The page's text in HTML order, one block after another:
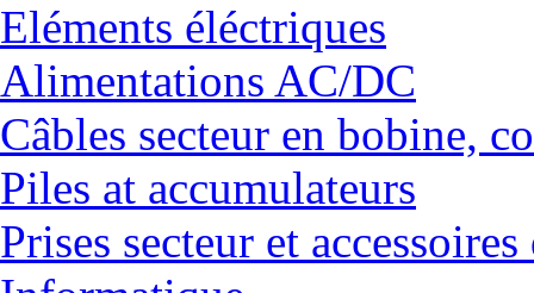
Eléments éléctriques
Alimentations AC/DC
Câbles secteur en bobine,
Piles at accumulateurs
Prises secteur et